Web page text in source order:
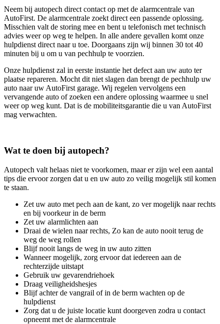
Neem bij autopech direct contact op met de alarmcentrale van
AutoFirst. De alarmcentrale zoekt direct een passende oplossing.
Misschien valt de storing mee en bent u telefonisch met technisch
advies weer op weg te helpen. In alle andere gevallen komt onze
hulpdienst direct naar u toe. Doorgaans zijn wij binnen 30 tot 40
minuten bij u om u van pechhulp te voorzien.
Onze hulpdienst zal in eerste instantie het defect aan uw auto ter
plaatse repareren. Mocht dit niet slagen dan brengt de pechhulp uw
auto naar uw AutoFirst garage. Wij regelen vervolgens een
vervangende auto of zoeken een andere oplossing waarmee u snel
weer op weg kunt. Dat is de mobiliteitsgarantie die u van AutoFirst
mag verwachten.
Wat te doen bij autopech?
Autopech valt helaas niet te voorkomen, maar er zijn wel een aantal
tips die ervoor zorgen dat u en uw auto zo veilig mogelijk stil komen
te staan.
Zet uw auto met pech aan de kant, zo ver mogelijk naar rechts
en bij voorkeur in de berm
Zet uw alarmlichten aan
Draai de wielen naar rechts, Zo kan de auto nooit terug de
weg de weg rollen
Blijf nooit langs de weg in uw auto zitten
Wanneer mogelijk, zorg ervoor dat iedereen aan de
rechterzijde uitstapt
Gebruik uw gevarendriehoek
Draag veiligheidshesjes
Blijf achter de vangrail of in de berm wachten op de
hulpdienst
Zorg dat u de juiste locatie kunt doorgeven zodra u contact
opneemt met de alarmcentrale